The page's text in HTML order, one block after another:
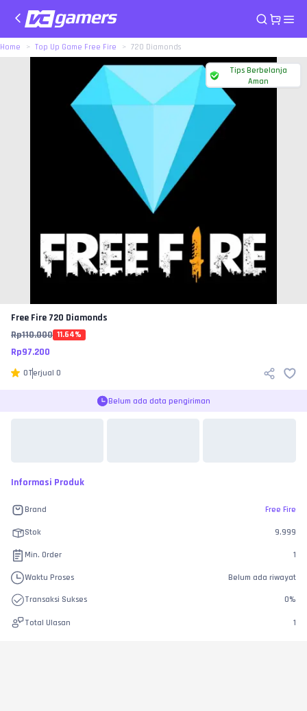
Home Top Up Game Free Fire 720 Diamonds
Tips Berbelanja
Aman
Free Fire 720 Diamonds
Rp110.000 11.64%
Rp97.200
0Terjual 0
Belum ada data pengiriman
Informasi Produk
Brand Free Fire
Stok 9.999
Min. Order 1
Waktu Proses Belum ada riwayat
Transaksi Sukses 0%
Total Ulasan 1